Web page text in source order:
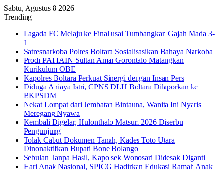
Sabtu, Agustus 8 2026
Trending
Lagada FC Melaju ke Final usai Tumbangkan Gajah Mada 3-
1
Satresnarkoba Polres Boltara Sosialisasikan Bahaya Narkoba
Prodi PAI IAIN Sultan Amai Gorontalo Matangkan
Kurikulum OBE
Kapolres Boltara Perkuat Sinergi dengan Insan Pers
Diduga Aniaya Istri, CPNS DLH Boltara Dilaporkan ke
BKPSDM
Nekat Lompat dari Jembatan Bintauna, Wanita Ini Nyaris
Meregang Nyawa
Kembali Digelar, Hulonthalo Matsuri 2026 Diserbu
Pengunjung
Tolak Cabut Dokumen Tanah, Kades Toto Utara
Dinonaktifkan Bupati Bone Bolango
Sebulan Tanpa Hasil, Kapolsek Wonosari Didesak Diganti
Hari Anak Nasional, SPICG Hadirkan Edukasi Ramah Anak